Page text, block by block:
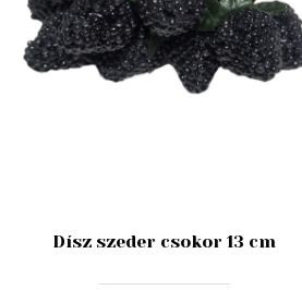
Dísz szeder csokor 13 cm